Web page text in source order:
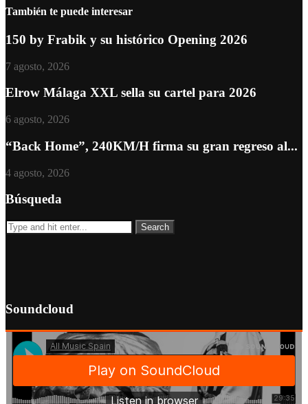
También te puede interesar
150 by Frabik y su histórico Opening 2026
7 agosto, 2026
Elrow Málaga XXL sella su cartel para 2026
6 agosto, 2026
“Back Home”, 240KM/H firma su gran regreso al...
4 agosto, 2026
Búsqueda
Soundcloud